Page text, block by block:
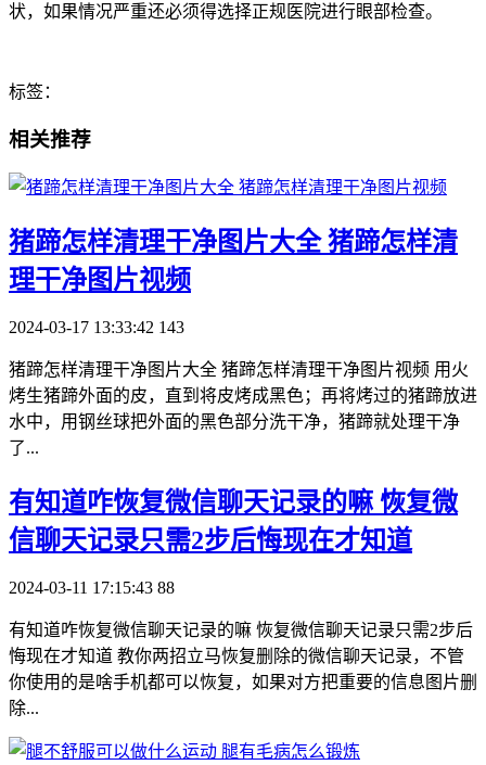
状，如果情况严重还必须得选择正规医院进行眼部检查。
标签：
相关推荐
​猪蹄怎样清理干净图片大全 猪蹄怎样清
理干净图片视频
2024-03-17 13:33:42 143
猪蹄怎样清理干净图片大全 猪蹄怎样清理干净图片视频 用火
烤生猪蹄外面的皮，直到将皮烤成黑色；再将烤过的猪蹄放进
水中，用钢丝球把外面的黑色部分洗干净，猪蹄就处理干净
了...
​有知道咋恢复微信聊天记录的嘛 恢复微
信聊天记录只需2步后悔现在才知道
2024-03-11 17:15:43 88
有知道咋恢复微信聊天记录的嘛 恢复微信聊天记录只需2步后
悔现在才知道 教你两招立马恢复删除的微信聊天记录，不管
你使用的是啥手机都可以恢复，如果对方把重要的信息图片删
除...